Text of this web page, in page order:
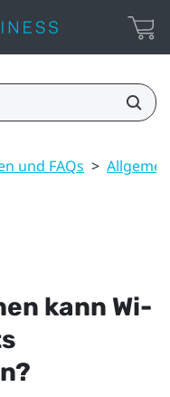
und FAQs >
kann Wi-